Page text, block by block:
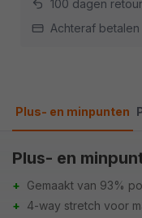
100 dagen
Achteraf betalen
Plus- en minpunten
Plus- en
+ Gemaakt van 93%
+ 4-way stretch voor